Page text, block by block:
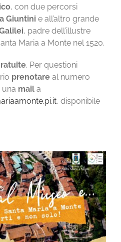
, con due percorsi
Giuntini e all’altro grande
, padre dell’illustre
Maria a Monte nel 1520.
. Per questioni
prenotare al numero
una mail a
, disponibile